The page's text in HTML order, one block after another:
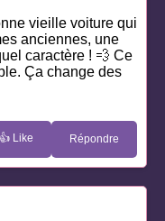
vieille voiture qui
anciennes, une
caractère ! 💨 Ce
Ça change des
👍 Like Répondre